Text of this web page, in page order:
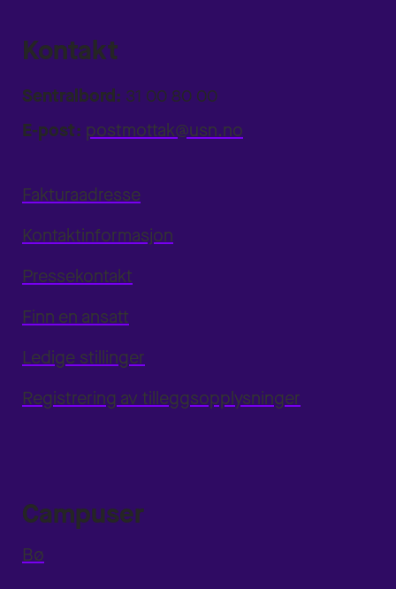
Kontakt
Sentralbord: 31 00 80 00
E-post: postmottak@usn.no
Fakturaadresse
Kontaktinformasjon
Pressekontakt
Finn en ansatt
Ledige stillinger
Registrering av tilleggsopplysninger
Campuser
Bø